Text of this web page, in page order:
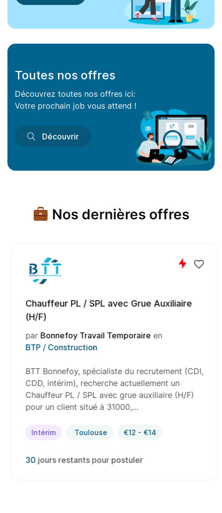
Toutes nos offres
Découvrez toutes nos offres ici:
Votre prochain job vous attend !
Découvrir
Nos dernières offres
Chauffeur PL / SPL avec Grue Auxiliaire
(H/F)
parBonnefoy Travail Temporaireen
BTP / Construction
BTT Bonnefoy, spécialiste du recrutement (CDI,
CDD, intérim), recherche actuellement un
Chauffeur PL / SPL avec grue auxiliaire (H/F)
pour un client situé à 31000,…
Intérim Toulouse €12 - €14
30jours restants pour postuler